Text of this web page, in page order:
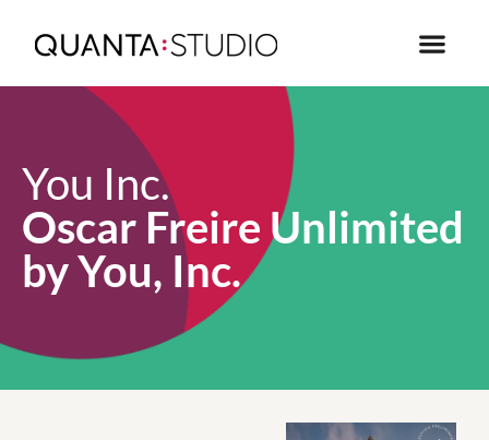
You Inc.
Oscar Freire Unlimited
by You, Inc.